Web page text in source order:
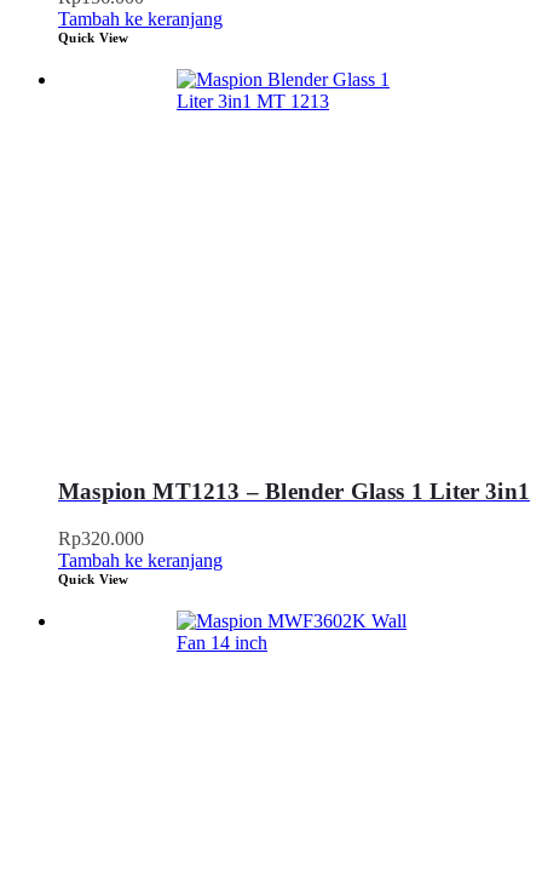
Tambah ke keranjang
Quick View
Maspion MT1213 – Blender Glass 1 Liter 3in1
Rp320.000
Tambah ke keranjang
Quick View